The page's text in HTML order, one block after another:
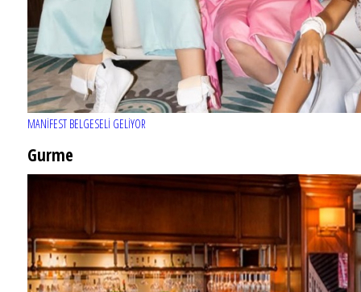
MANİFEST BELGESELİ GELİYOR
Gurme
EĞLENCE HAYATINA YENİ SOLUK: Gabbro Dream Theatre